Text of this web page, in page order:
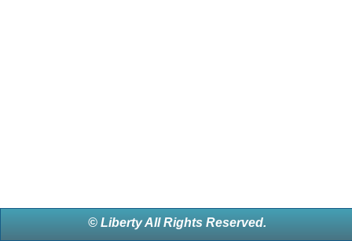
© Liberty All Rights Reserved.